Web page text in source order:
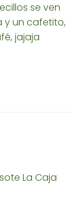
se ven
y un cafetito,
jajaja
La Caja